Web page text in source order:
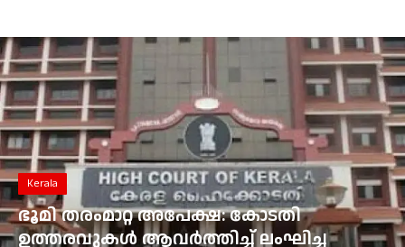
Entertainment
Sports
Food
Gulf News
Loksabha Election 2024
Technology
Kerala
ഭൂമി തരംമാറ്റ അപേക്ഷ: കോടതി
ഉത്തരവുകൾ ആവർത്തിച്ച് ലംഘിച്ച